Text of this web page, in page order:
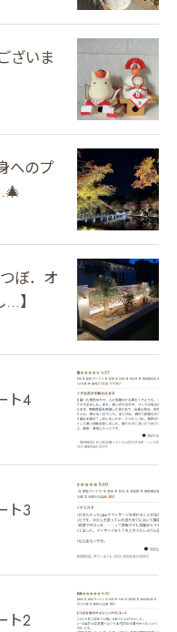
ざいま
へのプ
ぼ．オ
】
ト4
ト3
ト2